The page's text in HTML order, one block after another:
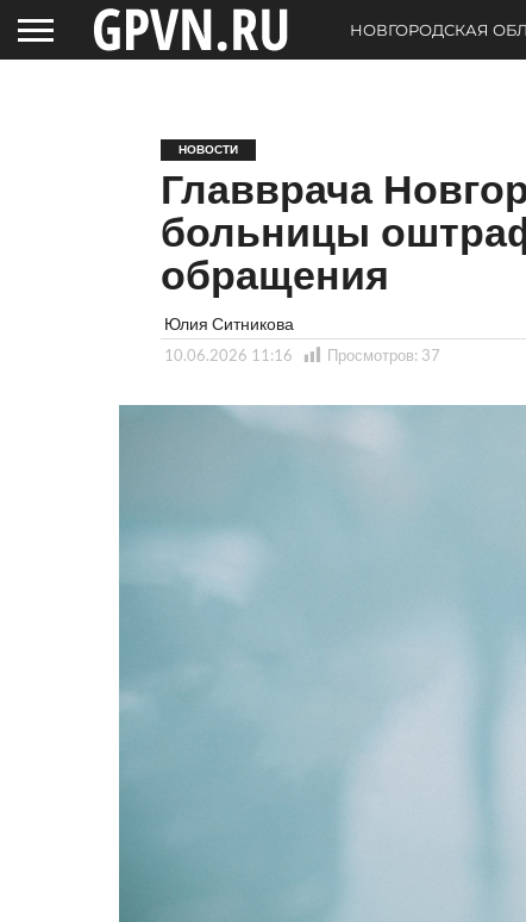
НОВГОРОДСКАЯ
НОВОСТИ
Главврача
больницы
обращения
Юлия Ситникова
10.06.2026 11:16 Просмотров: 37